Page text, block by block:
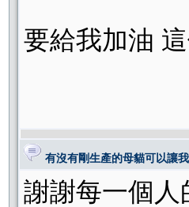
要給我加油
有沒有剛生產的母貓可以讓
謝謝每一個